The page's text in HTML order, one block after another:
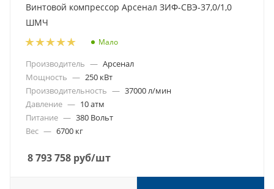
Винтовой компрессор Арсенал ЗИФ-СВЭ-37,0/1,0
ШМЧ
Мало
Производитель — Арсенал
Мощность — 250 кВт
Производительность — 37000 л/мин
Давление — 10 атм
Питание — 380 Вольт
Вес — 6700 кг
8 793 758 руб/шт